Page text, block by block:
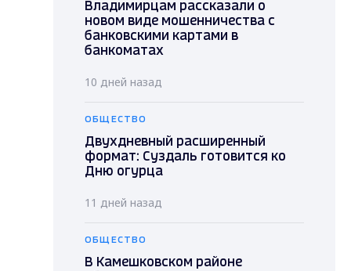
Владимирцам рассказали о
новом виде мошенничества с
банковскими картами в
банкоматах
10 дней назад
ОБЩЕСТВО
Двухдневный расширенный
формат: Суздаль готовится ко
Дню огурца
11 дней назад
ОБЩЕСТВО
В Камешковском районе